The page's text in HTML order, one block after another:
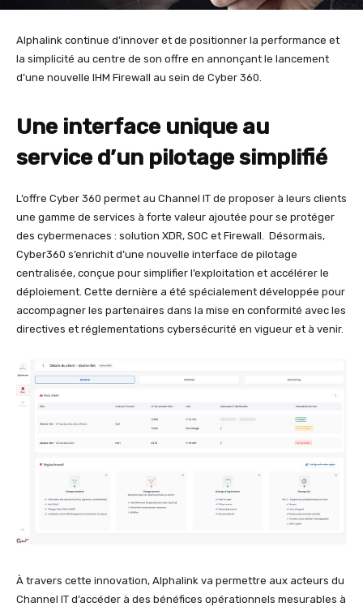
Alphalink continue d’innover et de positionner la performance et
la simplicité au centre de son offre en annonçant le lancement
d’une nouvelle IHM Firewall au sein de Cyber 360.
Une interface unique au
service d’un pilotage simplifié
L’offre Cyber 360 permet au Channel IT de proposer à leurs clients
une gamme de services à forte valeur ajoutée pour se protéger
des cybermenaces : solution XDR, SOC et Firewall. Désormais,
Cyber360 s’enrichit d’une nouvelle interface de pilotage
centralisée, conçue pour simplifier l’exploitation et accélérer le
déploiement. Cette dernière a été spécialement développée pour
accompagner les partenaires dans la mise en conformité avec les
directives et réglementations cybersécurité en vigueur et à venir.
À travers cette innovation, Alphalink va permettre aux acteurs du
Channel IT d’accéder à des bénéfices opérationnels mesurables à